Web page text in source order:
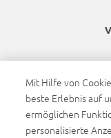
Umweltschäden nach
(USchadG)
Sonstiges
Mit Hilfe von
beste Erlebnis auf
ermöglichen
personalisierte